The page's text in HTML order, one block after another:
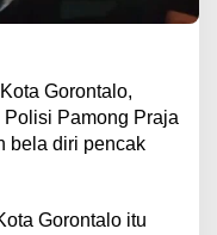
Gorontalo,
Pamong Praja
bela diri pencak
Gorontalo itu